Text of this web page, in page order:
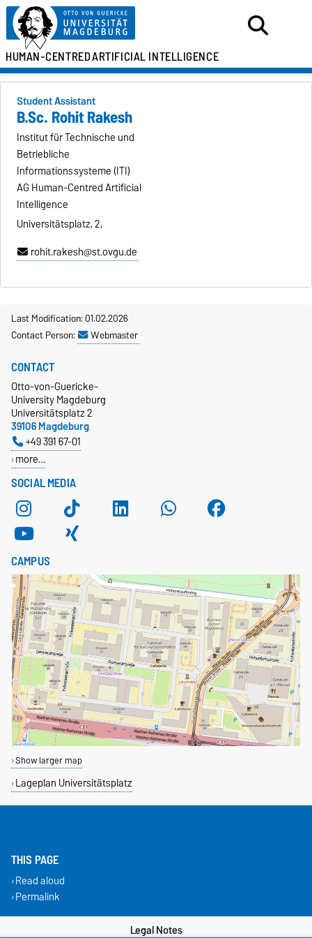
HUMAN-CENTREDARTIFICIAL INTELLIGENCE
Student Assistant
B.Sc. Rohit Rakesh
Institut für Technische und
Betriebliche
Informationssysteme (ITI)
AG Human-Centred Artificial
Intelligence
Universitätsplatz, 2,
rohit.rakesh@st.ovgu.de
Last Modification: 01.02.2026
Contact Person:
Webmaster
SOCIAL MEDIA
CONTACT
Otto-von-Guericke-
University Magdeburg
Universitätsplatz 2
39106 Magdeburg
+49 391 67-01
more…
CAMPUS
Show larger map
Lageplan Universitätsplatz
THIS PAGE
Read aloud
Permalink
Legal Notes